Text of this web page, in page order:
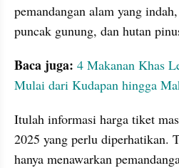
pemandangan alam yang
puncak gunung, dan hutan
Baca juga: 4 Makanan Khas
Mulai dari Kudapan hingga
Itulah informasi harga tiket
2025 yang perlu diperhatikan.
hanya menawarkan